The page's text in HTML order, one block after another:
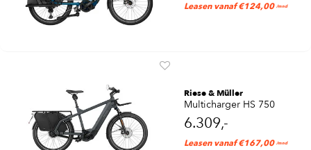
Leasen vanaf €124,00 /mnd
Riese & Müller
Multicharger HS 750
6.309,-
Leasen vanaf €167,00 /mnd